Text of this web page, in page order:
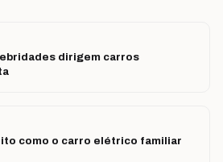
dirigem carros
como o carro elétrico familiar